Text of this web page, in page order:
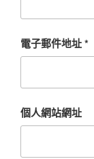
電子郵件地址*
個人網站網址